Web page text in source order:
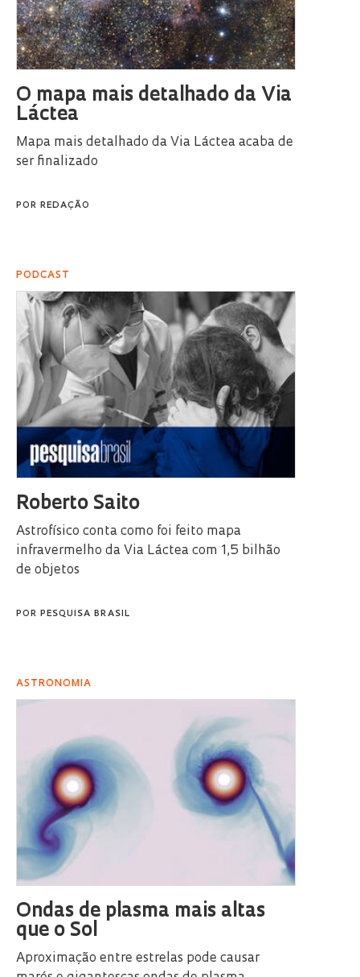
O mapa mais detalhado da Via
Láctea
Mapa mais detalhado da Via Láctea acaba de
ser finalizado
POR REDAÇÃO
PODCAST
Roberto Saito
Astrofísico conta como foi feito mapa
infravermelho da Via Láctea com 1,5 bilhão
de objetos
POR PESQUISA BRASIL
ASTRONOMIA
Ondas de plasma mais altas
que o Sol
Aproximação entre estrelas pode causar